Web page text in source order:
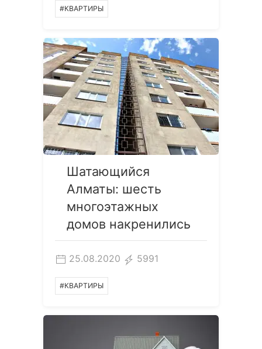
#КВАРТИРЫ
Шатающийся
Алматы: шесть
многоэтажных
домов накренились
25.08.2020 5991
#КВАРТИРЫ